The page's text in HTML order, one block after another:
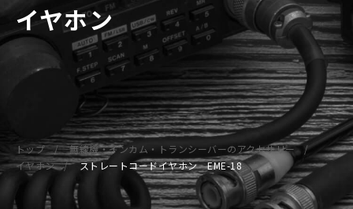
イヤホン
トップ
無線機・インカム・トランシーバーのアクセサリー
イヤホン
ストレートコードイヤホン EME-18